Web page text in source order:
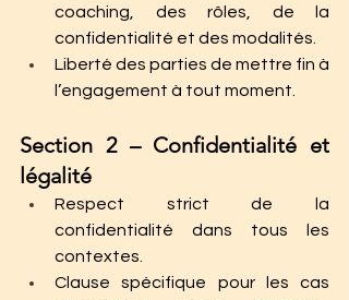
coaching, des rôles, de la
confidentialité et des modalités.
Liberté des parties de mettre fin à
l’engagement à tout moment.
Section 2 – Confidentialité et
légalité
Respect strict de la
confidentialité dans tous les
contextes.
Clause spécifique pour les cas